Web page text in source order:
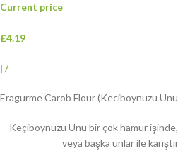
Current price
£4.19
| /
Eragurme Carob Flour (Keciboynuzu
Keçiboynuzu Unu bir çok hamur
veya başka unlar ile